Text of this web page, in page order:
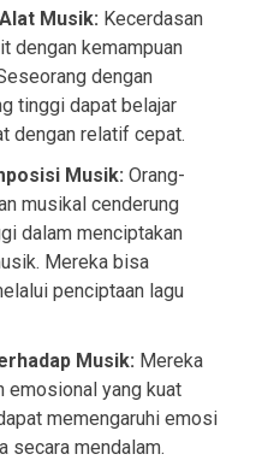
Musik: Kecerdasan
dengan kemampuan
dengan
tinggi dapat belajar
dengan relatif cepat.
Musik: Orang-
musikal cenderung
dalam menciptakan
Mereka bisa
penciptaan lagu
Musik: Mereka
emosional yang kuat
memengaruhi emosi
secara mendalam.